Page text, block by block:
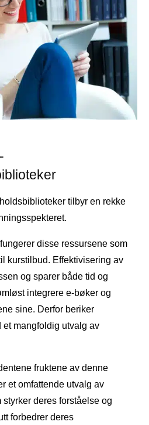
tilbyr en rekke
disse ressursene som
kurstilbud. Effektivisering av
og sparer både tid og
integrere e-bøker og
sine. Derfor beriker
mangfoldig utvalg av
fruktene av denne
et omfattende utvalg av
deres forståelse og
forbedrer deres